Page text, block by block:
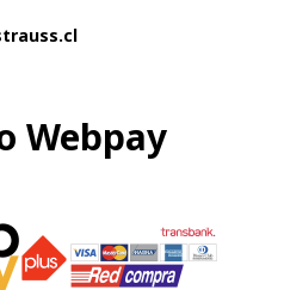
Webpay